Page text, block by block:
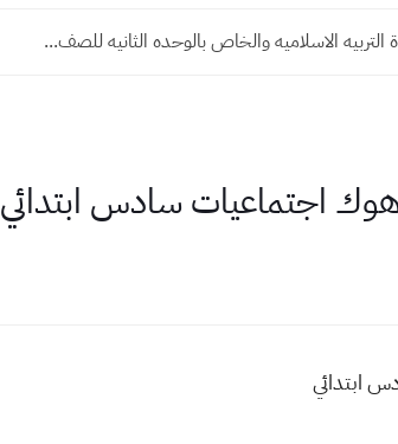
الاول متوسط الوحده الاولى طبعه حديثه...
اجتماعيات سادس ابتدائي
ابتدائي